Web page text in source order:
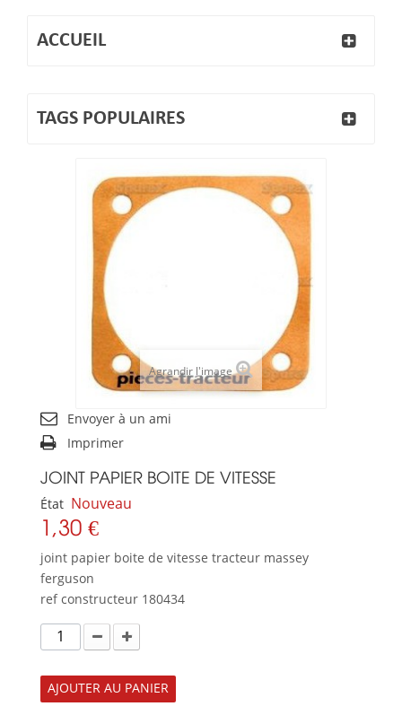
ACCUEIL
TAGS POPULAIRES
Agrandir l'image
Envoyer à un ami
Imprimer
JOINT PAPIER BOITE DE VITESSE
État Nouveau
1,30 €
joint papier boite de vitesse tracteur massey
ferguson
ref constructeur 180434
AJOUTER AU PANIER